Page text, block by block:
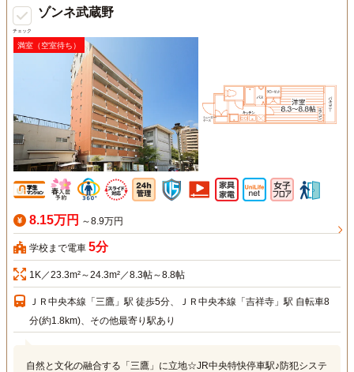
チェック
ゾンネ武蔵野
満室（空室待ち）
8.15万円 ～8.9万円
学校まで電車 5分
1K／23.3m²～24.3m²／8.3帖～8.8帖
ＪＲ中央本線「三鷹」駅 徒歩5分、ＪＲ中央本線「吉祥寺」駅 自転車8
分(約1.8km)、その他最寄り駅あり
自然と文化の融合する「三鷹」に立地☆JR中央特快停車駅♪防犯システ